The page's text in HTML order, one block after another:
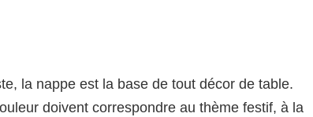
la nappe est la base de tout décor de table.
doivent correspondre au thème festif, à la